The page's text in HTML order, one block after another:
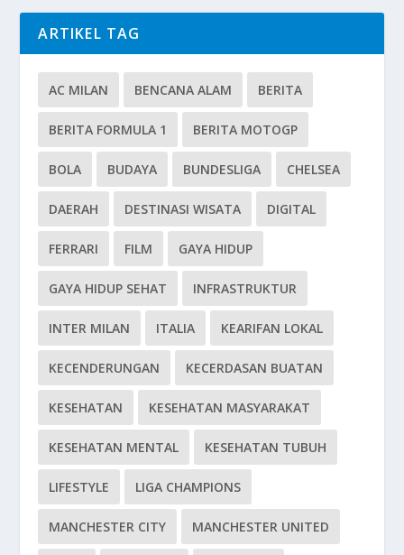
ARTIKEL TAG
AC MILAN BENCANA ALAM BERITA
BERITA FORMULA 1 BERITA MOTOGP
BOLA BUDAYA BUNDESLIGA CHELSEA
DAERAH DESTINASI WISATA DIGITAL
FERRARI FILM GAYA HIDUP
GAYA HIDUP SEHAT INFRASTRUKTUR
INTER MILAN ITALIA KEARIFAN LOKAL
KECENDERUNGAN KECERDASAN BUATAN
KESEHATAN KESEHATAN MASYARAKAT
KESEHATAN MENTAL KESEHATAN TUBUH
LIFESTYLE LIGA CHAMPIONS
MANCHESTER CITY MANCHESTER UNITED